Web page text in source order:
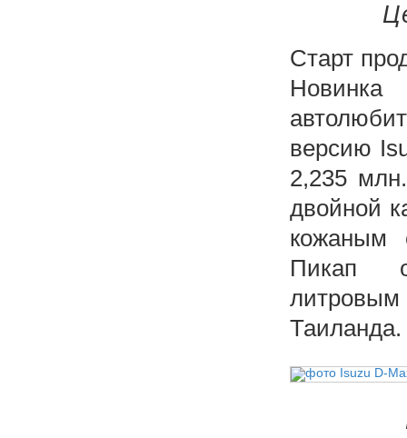
Старт
версию
2,235
двойной
кожаным
Пикап
литровым
Таиланда.